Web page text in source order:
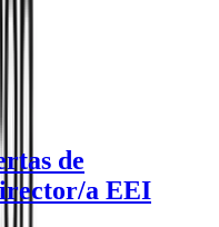
de
a EEI